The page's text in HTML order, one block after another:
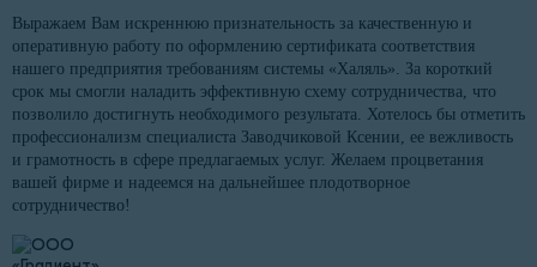
Выражаем Вам искреннюю признательность за качественную и
оперативную работу по оформлению сертификата соответствия
нашего предприятия требованиям системы «Халяль». За короткий
срок мы смогли наладить эффективную схему сотрудничества, что
позволило достигнуть необходимого результата. Хотелось бы отметить
профессионализм специалиста Заводчиковой Ксении, ее вежливость
и грамотность в сфере предлагаемых услуг. Желаем процветания
вашей фирме и надеемся на дальнейшее плодотворное
сотрудничество!